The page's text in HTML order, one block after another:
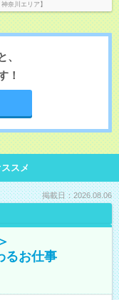
奈川エリア】
、
！
スメ
掲載日：2026.08.06
るお仕事